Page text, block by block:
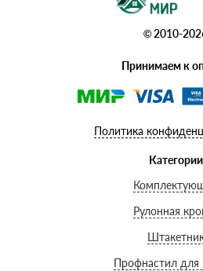
© 2010-
Принимаем к
Политика
Категории
Рулонная
Профнастил для